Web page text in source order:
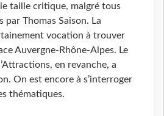
taille critique, malgré tous
par Thomas Saison. La
vocation à trouver
Auvergne-Rhône-Alpes. Le
en revanche, a
On est encore à s’interroger
thématiques.